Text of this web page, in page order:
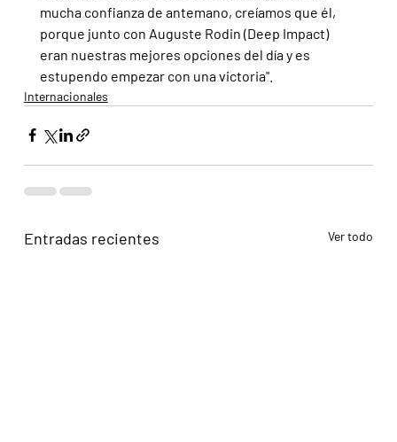
mucha confianza de antemano, creíamos que él,
porque junto con Auguste Rodin (Deep Impact)
eran nuestras mejores opciones del día y es
estupendo empezar con una victoria".
Internacionales
Entradas recientes Ver todo